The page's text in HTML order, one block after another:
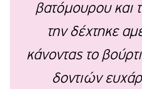
βατόμουρου και
την δέχτηκε
κάνοντας το
δοντιών